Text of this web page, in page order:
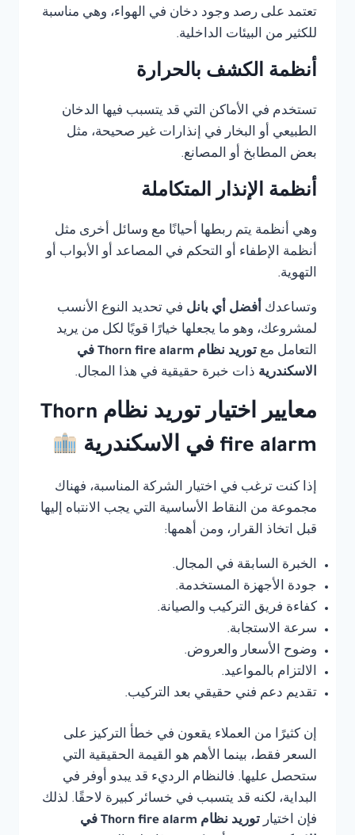
تعتمد على رصد وجود دخان في الهواء، وهي مناسبة
للكثير من البيئات الداخلية.
أنظمة الكشف بالحرارة
تستخدم في الأماكن التي قد يتسبب فيها الدخان
الطبيعي أو البخار في إنذارات غير صحيحة، مثل
بعض المطابخ أو المصانع.
أنظمة الإنذار المتكاملة
وهي أنظمة يتم ربطها أحيانًا مع وسائل أخرى مثل
أنظمة الإطفاء أو التحكم في المصاعد أو الأبواب أو
التهوية.
وتساعدك أفضل أي بانل في تحديد النوع الأنسب
لمشروعك، وهو ما يجعلها خيارًا قويًا لكل من يريد
التعامل مع
توريد نظام Thorn fire alarm في
الاسكندرية ذات خبرة حقيقية في هذا المجال.
معايير اختيار توريد نظام Thorn
fire alarm في الاسكندرية
إذا كنت ترغب في اختيار الشركة المناسبة، فهناك
مجموعة من النقاط الأساسية التي يجب الانتباه إليها
قبل اتخاذ القرار، ومن أهمها:
الخبرة السابقة في المجال.
جودة الأجهزة المستخدمة.
كفاءة فريق التركيب والصيانة.
سرعة الاستجابة.
وضوح الأسعار والعروض.
الالتزام بالمواعيد.
تقديم دعم فني حقيقي بعد التركيب.
إن كثيرًا من العملاء يقعون في خطأ التركيز على
السعر فقط، بينما الأهم هو القيمة الحقيقية التي
ستحصل عليها. فالنظام الرديء قد يبدو أوفر في
البداية، لكنه قد يتسبب في خسائر كبيرة لاحقًا. لذلك
فإن اختيار
توريد نظام Thorn fire alarm في